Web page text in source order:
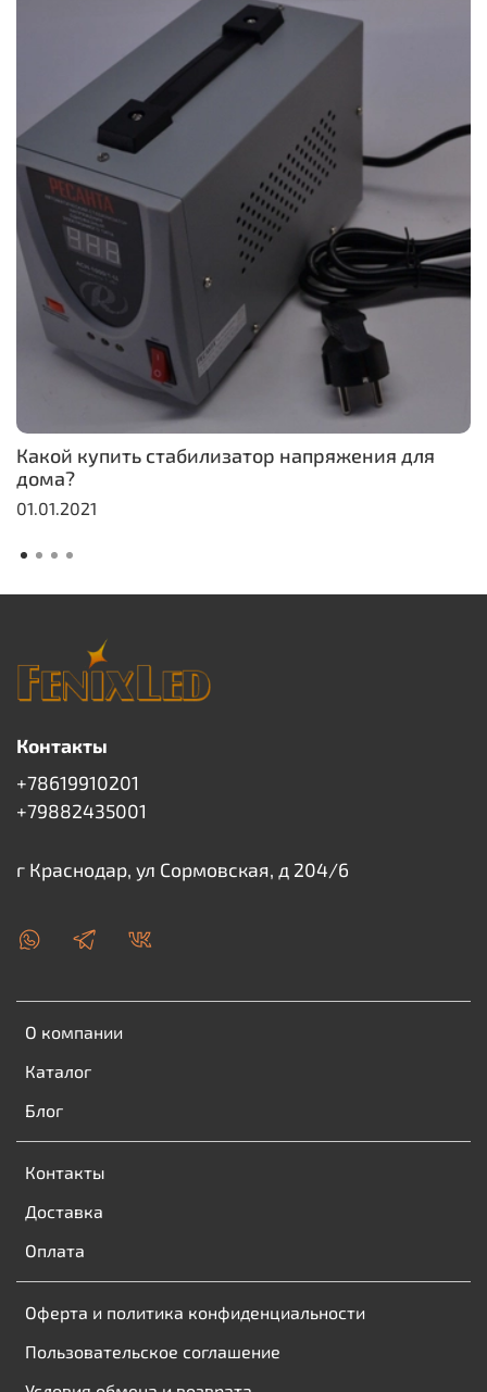
Какой купить стабилизатор напряжения для
дома?
01.01.2021
О компании
Каталог
Блог
Контакты
Доставка
Оплата
Оферта и политика конфиденциальности
Пользовательское соглашение
Контакты
+78619910201
+79882435001
г Краснодар, ул Сормовская, д 204/6